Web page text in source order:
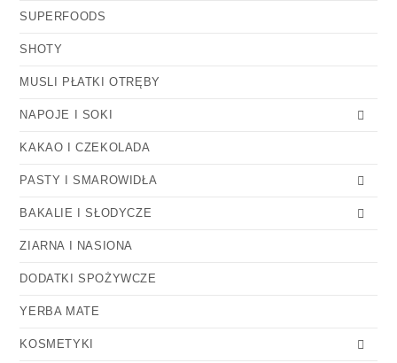
SUPERFOODS
SHOTY
MUSLI PŁATKI OTRĘBY
NAPOJE I SOKI
KAKAO I CZEKOLADA
PASTY I SMAROWIDŁA
BAKALIE I SŁODYCZE
ZIARNA I NASIONA
DODATKI SPOŻYWCZE
YERBA MATE
KOSMETYKI